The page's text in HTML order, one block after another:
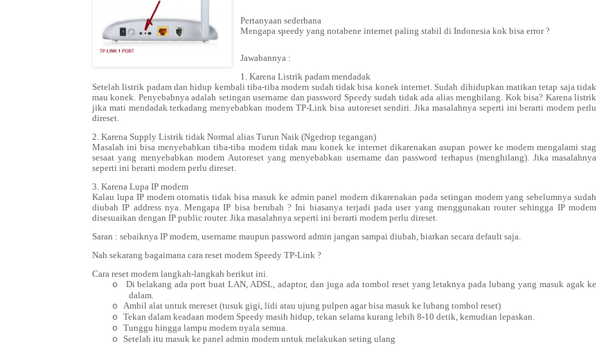
Pertanyaan sederhana
Mengapa speedy yang notabene internet paling stabil di Indonesia kok bisa error ?
Jawabannya :
1. Karena Listrik padam mendadak
Setelah listrik padam dan hidup kembali tiba-tiba modem sudah tidak bisa konek internet. Sudah dihidupkan matikan tetap saja tidak
mau konek. Penyebabnya adalah setingan username dan password Speedy sudah tidak ada alias menghilang. Kok bisa? Karena listrik
jika mati mendadak terkadang menyebabkan modem TP-Link bisa autoreset sendiri. Jika masalahnya seperti ini berarti modem perlu
direset.
2. Karena Supply Listrik tidak Normal alias Turun Naik (Ngedrop tegangan)
Masalah ini bisa menyebabkan tiba-tiba modem tidak mau konek ke internet dikarenakan asupan power ke modem mengalami stag
sesaat yang menyebabkan modem Autoreset yang menyebabkan username dan password terhapus (menghilang). Jika masalahnya
seperti ini berarti modem perlu direset.
3. Karena Lupa IP modem
Kalau lupa IP modem otomatis tidak bisa masuk ke admin panel modem dikarenakan pada setingan modem yang sebelumnya sudah
diubah IP address nya. Mengapa IP bisa berubah ? Ini biasanya terjadi pada user yang menggunakan router sehingga IP modem
disesuaikan dengan IP public router. Jika masalahnya seperti ini berarti modem perlu direset.
Saran : sebaiknya IP modem, username maupun password admin jangan sampai diubah, biarkan secara default saja.
Nah sekarang bagaimana cara reset modem Speedy TP-Link ?
Cara reset modem langkah-langkah berikut ini.
o
Di belakang ada port buat LAN, ADSL, adaptor, dan juga ada tombol reset yang letaknya pada lubang yang masuk agak ke
dalam.
o Ambil alat untuk mereset (tusuk gigi, lidi atau ujung pulpen agar bisa masuk ke lubang tombol reset)
o Tekan dalam keadaan modem Speedy masih hidup, tekan selama kurang lebih 8-10 detik, kemudian lepaskan.
o Tunggu hingga lampu modem nyala semua.
o
Setelah itu masuk ke panel admin modem untuk melakukan seting ulang